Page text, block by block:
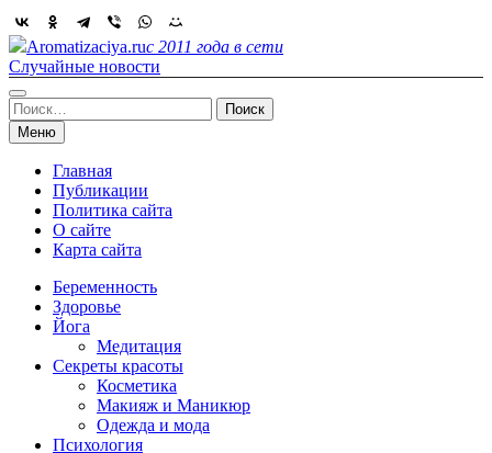
Skip
to
content
Aromatizaciya.ruс 2011 года в сети
Случайные новости
Найти:
Меню
Главная
Публикации
Политика сайта
О сайте
Карта сайта
Беременность
Здоровье
Йога
Медитация
Секреты красоты
Косметика
Макияж и Маникюр
Одежда и мода
Психология